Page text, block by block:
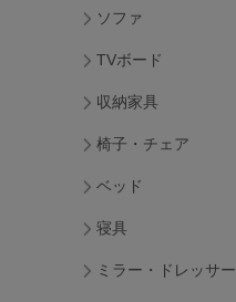
ソファ
TVボード
収納家具
椅子・チェア
ベッド
寝具
ミラー・ドレッサー